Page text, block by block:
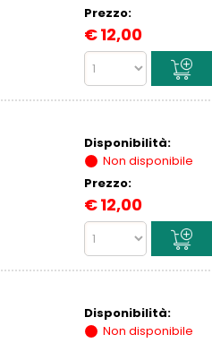
Prezzo:
€12,00
Disponibilità:
Non disponibile
Prezzo:
€12,00
Disponibilità:
Non disponibile